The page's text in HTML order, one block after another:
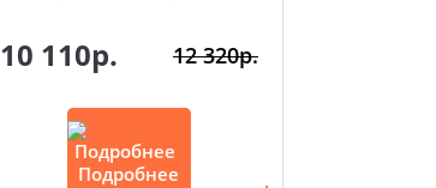
10 110р. 12 320р.
Подробнее